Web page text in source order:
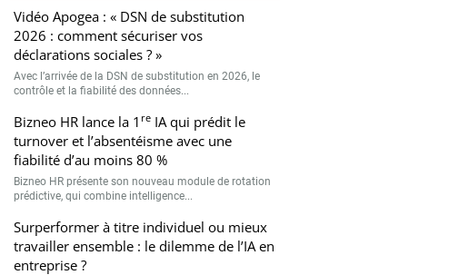
Vidéo Apogea : « DSN de substitution
2026 : comment sécuriser vos
déclarations sociales ? »
Avec l’arrivée de la DSN de substitution en 2026, le
contrôle et la fiabilité des données...
Bizneo HR lance la 1 reIA qui prédit le
turnover et l’absentéisme avec une
fiabilité d’au moins 80 %
Bizneo HR présente son nouveau module de rotation
prédictive, qui combine intelligence...
Surperformer à titre individuel ou mieux
travailler ensemble : le dilemme de l’IA en
entreprise ?